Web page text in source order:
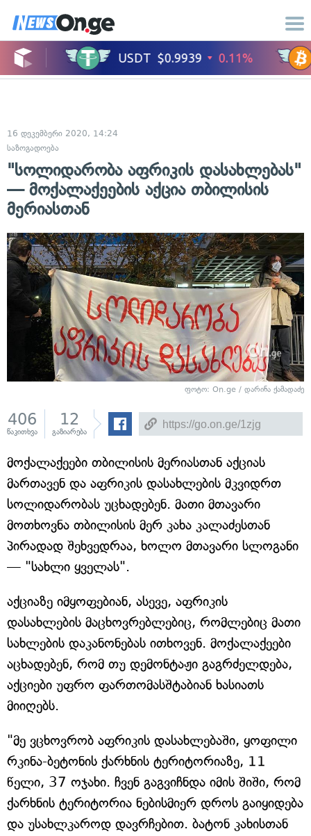
16 დეკემბერი 2020, 14:24
საზოგადოება
"სოლიდარობა აფრიკის დასახლებას"
— მოქალაქეების აქცია თბილისის
მერიასთან
ფოტო: On.ge / დარინა ქამადაძე
406
წაკითხვა
12
გაზიარება
მოქალაქეები თბილისის მერიასთან აქციას
მართავენ და აფრიკის დასახლების მკვიდრთ
სოლიდარობას უცხადებენ. მათი მთავარი
მოთხოვნა თბილისის მერ კახა კალაძესთან
პირადად შეხვედრაა, ხოლო მთავარი სლოგანი
— "სახლი ყველას".
აქციაზე იმყოფებიან, ასევე, აფრიკის
დასახლების მაცხოვრებლებიც, რომლებიც მათი
სახლების დაკანონებას ითხოვენ. მოქალაქეები
აცხადებენ, რომ თუ დემონტაჟი გაგრძელდება,
აქციები უფრო ფართომასშტაბიან ხასიათს
მიიღებს.
"მე ვცხოვრობ აფრიკის დასახლებაში, ყოფილი
რკინა-ბეტონის ქარხნის ტერიტორიაზე, 11
წელი, 37 ოჯახი. ჩვენ გაგვიჩნდა იმის შიში, რომ
ქარხნის ტერიტორია ნებისმიერ დროს გაიყიდება
და უსახლკაროდ დავრჩებით. ბატონ კახისთან